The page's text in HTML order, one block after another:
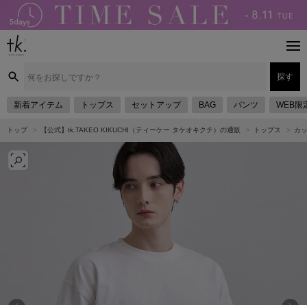
探す
新着アイテム トップス セットアップ BAG パンツ WEB限
トップ 【公式】tk.TAKEO KIKUCHI（ティーケー タケオキクチ）の通販 トップス カ